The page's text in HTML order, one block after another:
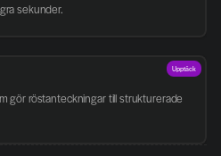
sekunder.
gör röstanteckningar till strukturerade
Upptäck